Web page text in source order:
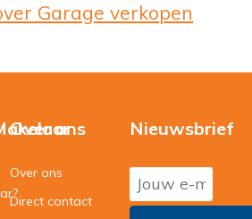
Garage verkopen
Over ons
Over ons
Direct contact
Nieuwsbrief